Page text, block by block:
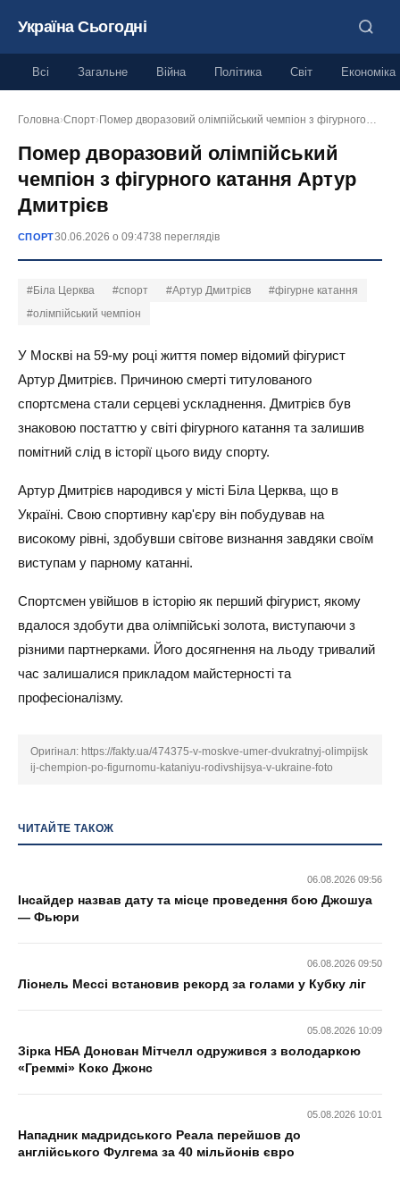
Україна Сьогодні
Всі Загальне Війна Політика Світ Економіка
Головна›Спорт› Помер дворазовий олімпійський чемпіон з фігурного…
Помер дворазовий олімпійський
чемпіон з фігурного катання Артур
Дмитрієв
СПОРТ30.06.2026 о 09:4738 переглядів
#Біла Церква #спорт #Артур Дмитрієв
#фігурне катання
#олімпійський чемпіон
У Москві на 59-му році життя помер відомий фігурист
Артур Дмитрієв. Причиною смерті титулованого
спортсмена стали серцеві ускладнення. Дмитрієв був
знаковою постаттю у світі фігурного катання та залишив
помітний слід в історії цього виду спорту.
Артур Дмитрієв народився у місті Біла Церква, що в
Україні. Свою спортивну кар'єру він побудував на
високому рівні, здобувши світове визнання завдяки своїм
виступам у парному катанні.
Спортсмен увійшов в історію як перший фігурист, якому
вдалося здобути два олімпійські золота, виступаючи з
різними партнерками. Його досягнення на льоду тривалий
час залишалися прикладом майстерності та
професіоналізму.
Оригінал: https://fakty.ua/474375-v-moskve-umer-dvukratnyj-olimpijsk
ij-chempion-po-figurnomu-kataniyu-rodivshijsya-v-ukraine-foto
ЧИТАЙТЕ ТАКОЖ
06.08.2026 09:56
Інсайдер назвав дату та місце проведення бою Джошуа
— Фьюри
06.08.2026 09:50
Ліонель Мессі встановив рекорд за голами у Кубку ліг
05.08.2026 10:09
Зірка НБА Донован Мітчелл одружився з володаркою
«Греммі» Коко Джонс
05.08.2026 10:01
Нападник мадридського Реала перейшов до
англійського Фулгема за 40 мільйонів євро